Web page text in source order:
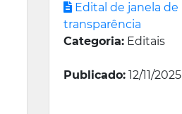
Edital de janela de
transparência
Categoria: Editais
Publicado: 12/11/2025